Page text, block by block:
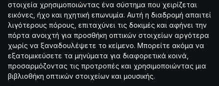
στοιχεία χρησιμοποιώντας ένα σύστημα που χειρίζεται
εικόνες, ήχο και ηχητική επωνυμία. Αυτή η διαδρομή απαιτεί
λιγότερους πόρους, επιταχύνει τις δοκιμές και αφήνει την
πόρτα ανοιχτή για προσθήκη οπτικών στοιχείων αργότερα
χωρίς να ξαναδουλέψετε το κείμενο. Μπορείτε ακόμα να
εξατομικεύσετε τα μηνύματα για διαφορετικά κοινά,
προσαρμόζοντας τις προτροπές και χρησιμοποιώντας μια
βιβλιοθήκη οπτικών στοιχείων και μουσικής.